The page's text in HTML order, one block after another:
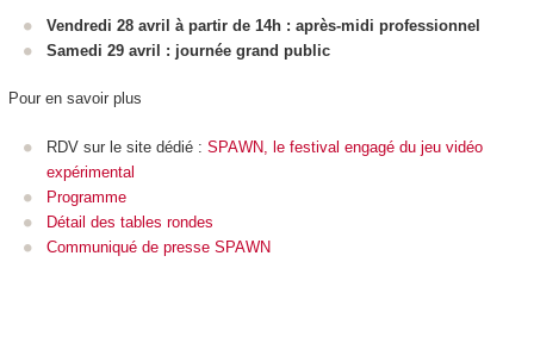
Vendredi 28 avril à partir de 14h : après-midi professionnel
Samedi 29 avril : journée grand public
Pour en savoir plus
RDV sur le site dédié : SPAWN, le festival engagé du jeu vidéo
expérimental
Programme
Détail des tables rondes
Communiqué de presse SPAWN